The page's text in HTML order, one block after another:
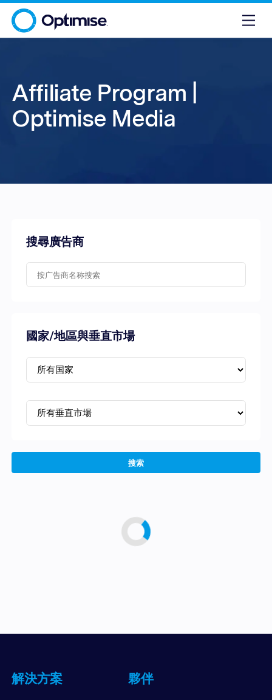
Affiliate Program |
Optimise Media
搜尋廣告商
國家/地區與垂直市場
搜索
解決方案 夥伴